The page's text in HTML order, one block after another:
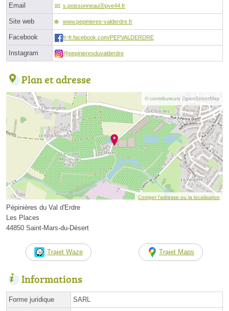
Email s.poissonneauⓐpve44.fr
Site web www.pepinieres-valderdre.fr
Facebook fr-fr.facebook.com/PEPVALDERDRE
Instagram @pepinieresduvalderdre
Plan et adresse
© contributeurs OpenStreetMap
Corriger l’adresse ou la localisation
Pépinières du Val d'Erdre
Les Places
44850 Saint-Mars-du-Désert
Trajet Waze Trajet Maps
Informations
Forme juridique SARL